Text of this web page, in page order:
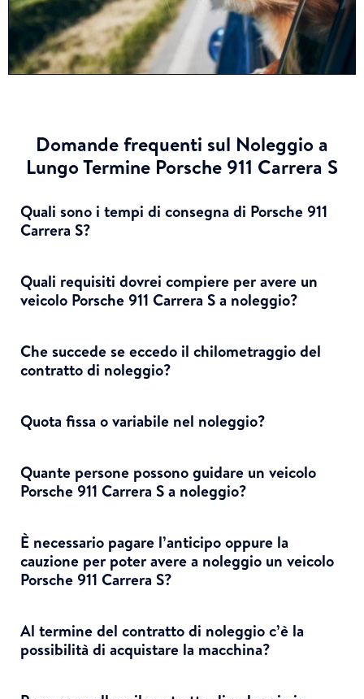
Domande frequenti sul Noleggio a
Lungo Termine Porsche 911 Carrera S
Quali sono i tempi di consegna di Porsche 911
Carrera S?
Quali requisiti dovrei compiere per avere un
veicolo Porsche 911 Carrera S a noleggio?
Che succede se eccedo il chilometraggio del
contratto di noleggio?
Quota fissa o variabile nel noleggio?
Quante persone possono guidare un veicolo
Porsche 911 Carrera S a noleggio?
È necessario pagare l’anticipo oppure la
cauzione per poter avere a noleggio un veicolo
Porsche 911 Carrera S?
Al termine del contratto di noleggio c’è la
possibilità di acquistare la macchina?